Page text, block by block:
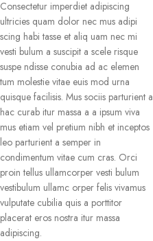
Consectetur imperdiet adipiscing
ultricies quam dolor nec mus adipi
scing habi tasse et aliq uam nec mi
vesti bulum a suscipit a scele risque
suspe ndisse conubia ad ac elemen
tum molestie vitae euis mod urna
quisque facilisis. Mus sociis parturient a
hac curab itur massa a a ipsum viva
mus etiam vel pretium nibh et inceptos
leo parturient a semper in
condimentum vitae cum cras. Orci
proin tellus ullamcorper vesti bulum
vestibulum ullamc orper felis vivamus
vulputate cubilia quis a porttitor
placerat eros nostra itur massa
adipiscing.